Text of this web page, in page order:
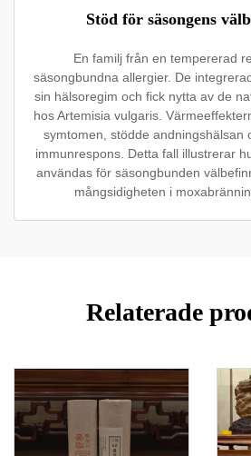
Stöd för säsongens
En familj från en tempererad
säsongbundna allergier. De
sin hälsoregim och fick nytta av de
hos Artemisia vulgaris.
symtomen, stödde andningshälsan
immunrespons. Detta fall illustrerar
användas för säsongbunden
mångsidigheten i
Relaterade